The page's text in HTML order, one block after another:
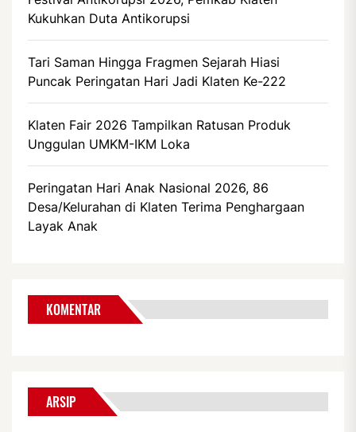
Kukuhkan Duta Antikorupsi
Tari Saman Hingga Fragmen Sejarah Hiasi
Puncak Peringatan Hari Jadi Klaten Ke-222
Klaten Fair 2026 Tampilkan Ratusan Produk
Unggulan UMKM-IKM Loka
Peringatan Hari Anak Nasional 2026, 86
Desa/Kelurahan di Klaten Terima Penghargaan
Layak Anak
KOMENTAR
ARSIP